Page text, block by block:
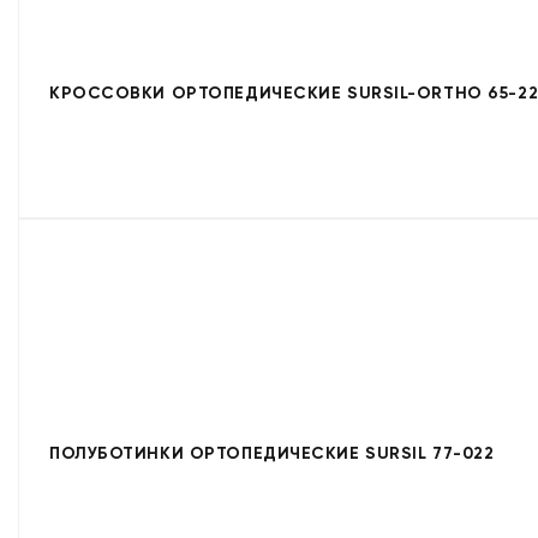
КРОССОВКИ ОРТОПЕДИЧЕСКИЕ SURSIL-ORTHO 65-
ПОЛУБОТИНКИ ОРТОПЕДИЧЕСКИЕ SURSIL 77-022